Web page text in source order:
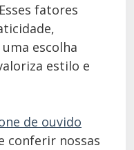
fatores
escolha
estilo e
de ouvido
conferir nossas